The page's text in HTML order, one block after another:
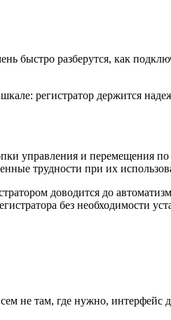
быстро разберутся, как
регистратор держится
управления и
трудности при их
доводится до
без необходимости
не там, где нужно, интерфейс